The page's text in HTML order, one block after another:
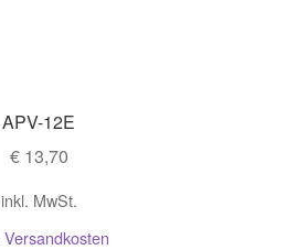
APV-12E
€13,70
inkl. MwSt.
Versandkosten